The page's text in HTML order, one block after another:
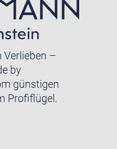
Verlieben –
by
günstigen
Profiflügel.